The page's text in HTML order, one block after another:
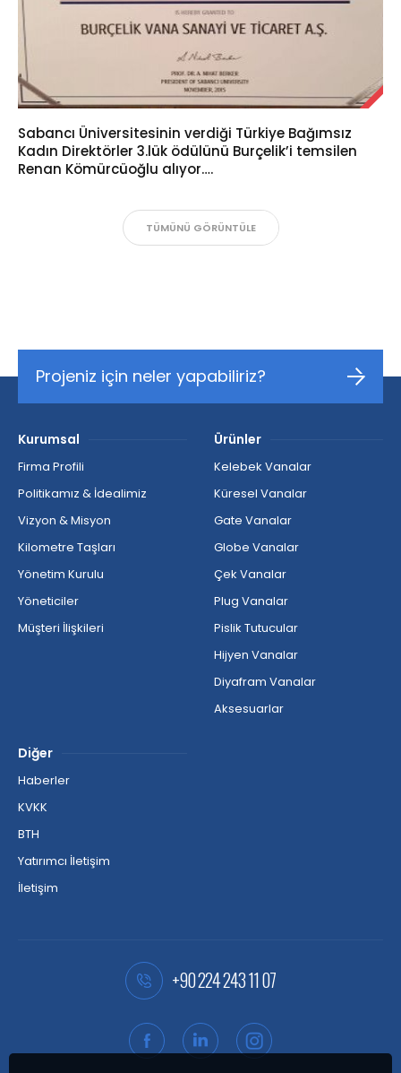
Sabancı Üniversitesinin verdiği Türkiye Bağımsız
Kadın Direktörler 3.lük ödülünü Burçelik’i temsilen
Renan Kömürcüoğlu alıyor….
TÜMÜNÜ GÖRÜNTÜLE
Projeniz için neler yapabiliriz?
Kurumsal
Firma Profili
Politikamız & İdealimiz
Vizyon & Misyon
Kilometre Taşları
Yönetim Kurulu
Yöneticiler
Müşteri İlişkileri
Ürünler
Kelebek Vanalar
Küresel Vanalar
Gate Vanalar
Globe Vanalar
Çek Vanalar
Plug Vanalar
Pislik Tutucular
Hijyen Vanalar
Diyafram Vanalar
Aksesuarlar
Diğer
Haberler
KVKK
BTH
Yatırımcı İletişim
İletişim
+90 224 243 11 07